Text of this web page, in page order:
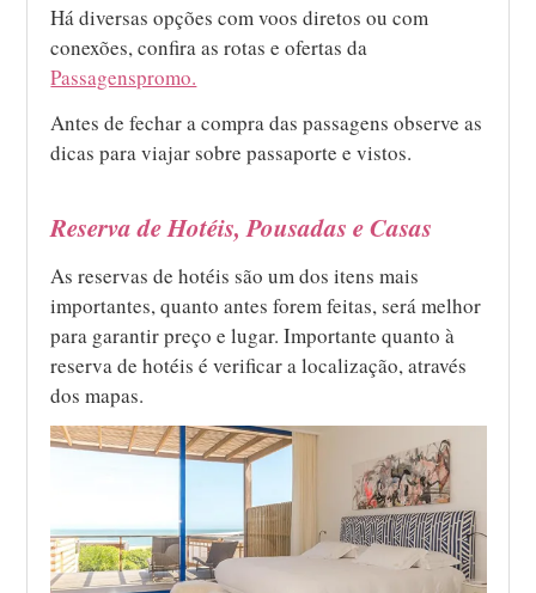
Há diversas opções com voos diretos ou com
conexões, confira as rotas e ofertas da
Passagenspromo.
Antes de fechar a compra das passagens observe as
dicas para viajar sobre passaporte e vistos.
Reserva de Hotéis, Pousadas e Casas
As reservas de hotéis são um dos itens mais
importantes, quanto antes forem feitas, será melhor
para garantir preço e lugar. Importante quanto à
reserva de hotéis é verificar a localização, através
dos mapas.